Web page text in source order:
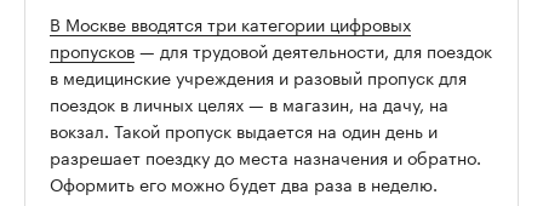
В Москве вводятся три категории цифровых
пропусков— для трудовой деятельности, для поездок
в медицинские учреждения и разовый пропуск для
поездок в личных целях — в магазин, на дачу, на
вокзал. Такой пропуск выдается на один день и
разрешает поездку до места назначения и обратно.
Оформить его можно будет два раза в неделю.